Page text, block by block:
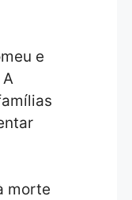
e
morte